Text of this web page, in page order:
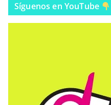
Síguenos en YouTube